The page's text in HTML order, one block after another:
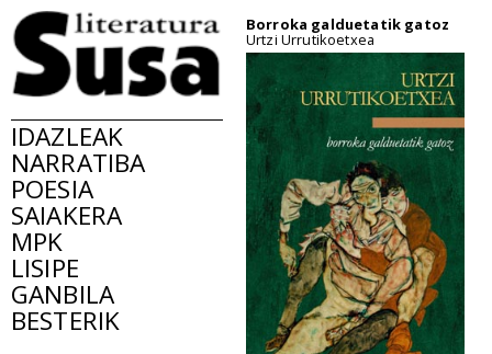
IDAZLEAK
NARRATIBA
POESIA
SAIAKERA
MPK
LISIPE
GANBILA
BESTERIK
Borroka galduetatik gatoz
Urtzi Urrutikoetxea